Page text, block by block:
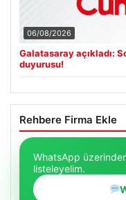
06/08/2026
Galatasaray açıkladı:
duyurusu!
Rehbere Firma Ekle
WhatsApp
listeleyelim.